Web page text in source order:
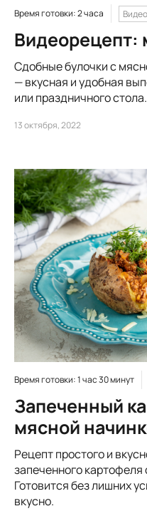
Время готовки: 2 часа
Видеорецепт:
Сдобные булочки с
— вкусная и удобная
или праздничного стола.
13 октября, 2022
Время готовки: 1 час 30 минут
Запеченный
мясной
Рецепт простого и
запеченного картофеля
Готовится без лишних
вкусно.